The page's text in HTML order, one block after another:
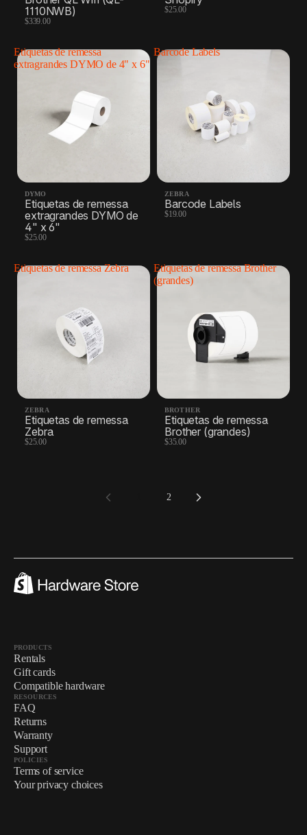
1110NWB)
$339.00
$25.00
Etiquetas de remessa
extragrandes DYMO de 4" x 6"
DYMO
Etiquetas de remessa
extragrandes DYMO de
4" x 6"
$25.00
Barcode Labels
ZEBRA
Barcode Labels
$19.00
Etiquetas de remessa Zebra
ZEBRA
Etiquetas de remessa
Zebra
$25.00
Etiquetas de remessa Brother
(grandes)
BROTHER
Etiquetas de remessa
Brother (grandes)
$35.00
2
PRODUCTS
Rentals
Gift cards
Compatible hardware
RESOURCES
FAQ
Returns
Warranty
Support
POLICIES
Terms of service
Your privacy choices